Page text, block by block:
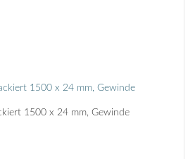
1500 x 24 mm, Gewinde